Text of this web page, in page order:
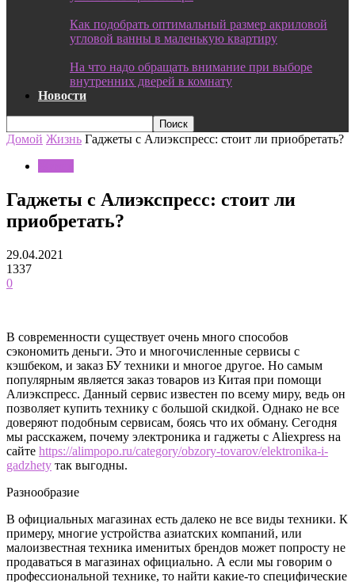
Как подобрать оптимальный размер акриловой
угловой ванны в маленькую квартиру
На что надо обращать внимание при выборе
внутренних дверей в комнату
Новости
Домой Жизнь Гаджеты с Алиэкспресс: стоит ли приобретать?
Гаджеты с Алиэкспресс: стоит ли
приобретать?
29.04.2021
1337
0
В современности существует очень много способов
сэкономить деньги. Это и многочисленные сервисы с
кэшбеком, и заказ БУ техники и многое другое. Но самым
популярным является заказ товаров из Китая при помощи
Алиэкспресс. Данный сервис известен по всему миру, ведь он
позволяет купить технику с большой скидкой. Однако не все
доверяют подобным сервисам, боясь что их обману. Сегодня
мы расскажем, почему электроника и гаджеты с Aliexpress на
сайте https://alimpopo.ru/category/obzory-tovarov/elektronika-i-
gadzhety так выгодны.
Разнообразие
В официальных магазинах есть далеко не все виды техники. К
примеру, многие устройства азиатских компаний, или
малоизвестная техника именитых брендов может попросту не
продаваться в магазинах официально. А если мы говорим о
профессиональной технике, то найти какие-то специфические